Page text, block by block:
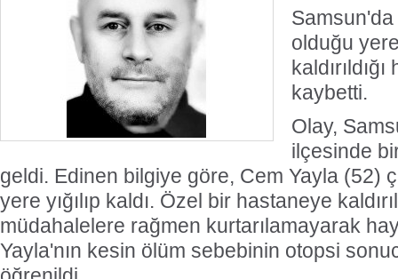
Samsun'da
olduğu
kaybetti.
Olay,
ilçesinde
geldi. Edinen bilgiye göre, Cem Yayla (52)
yere yığılıp kaldı. Özel bir hastaneye
müdahalelere rağmen kurtarılamayarak
Yayla'nın kesin ölüm sebebinin otopsi